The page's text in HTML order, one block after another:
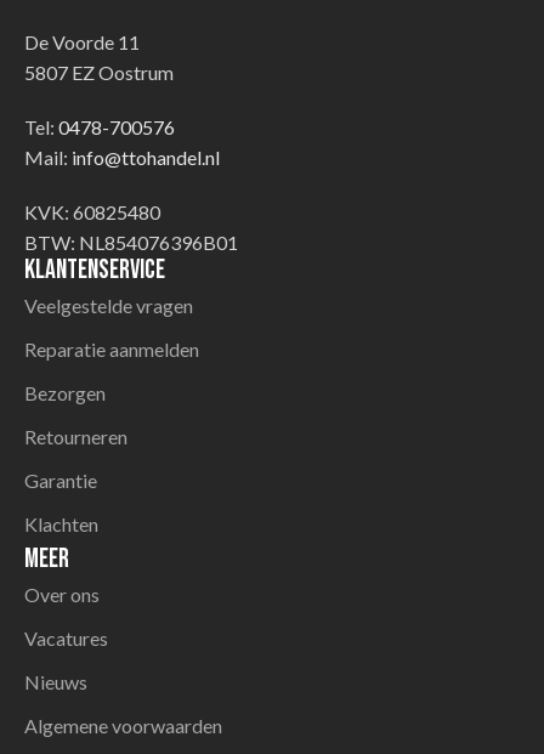
De Voorde 11
5807 EZ Oostrum
Tel: 0478-700576
Mail: info@ttohandel.nl
KVK: 60825480
BTW: NL854076396B01
Klantenservice
Veelgestelde vragen
Reparatie aanmelden
Bezorgen
Retourneren
Garantie
Klachten
Meer
Over ons
Vacatures
Nieuws
Algemene voorwaarden